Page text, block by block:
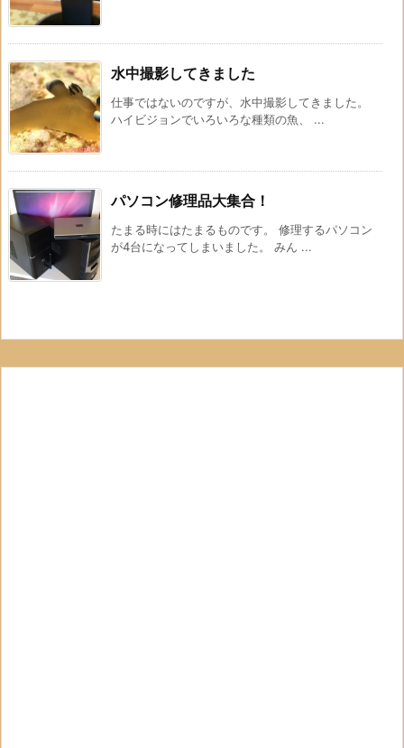
水中撮影してきました
仕事ではないのですが、水中撮影してきました。
ハイビジョンでいろいろな種類の魚、 ...
パソコン修理品大集合！
たまる時にはたまるものです。 修理するパソコン
が4台になってしまいました。 みん ...